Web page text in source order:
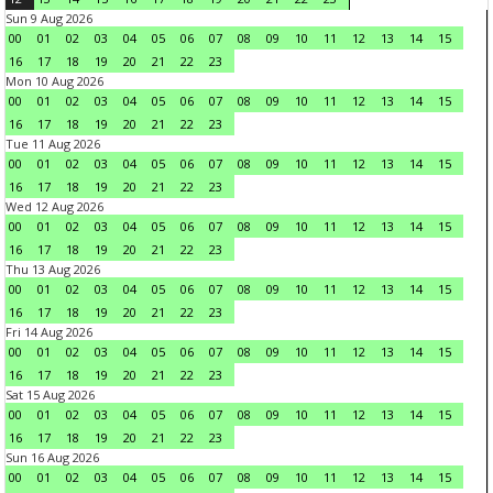
Sun 9 Aug 2026
00
01 02 03 04 05 06 07 08 09 10 11 12 13 14
15
16
17 18 19 20 21 22
23
Mon 10 Aug 2026
00
01 02 03 04 05 06 07 08 09 10 11 12 13 14
15
16
17 18 19 20 21 22
23
Tue 11 Aug 2026
00
01 02 03 04 05 06 07 08 09 10 11 12 13 14
15
16
17 18 19 20 21 22
23
Wed 12 Aug 2026
00
01 02 03 04 05 06 07 08 09 10 11 12 13 14
15
16
17 18 19 20 21 22
23
Thu 13 Aug 2026
00
01 02 03 04 05 06 07 08 09 10 11 12 13 14
15
16
17 18 19 20 21 22
23
Fri 14 Aug 2026
00
01 02 03 04 05 06 07 08 09 10 11 12 13 14
15
16
17 18 19 20 21 22
23
Sat 15 Aug 2026
00
01 02 03 04 05 06 07 08 09 10 11 12 13 14
15
16
17 18 19 20 21 22
23
Sun 16 Aug 2026
00
01 02 03 04 05 06 07 08 09 10 11 12 13 14
15